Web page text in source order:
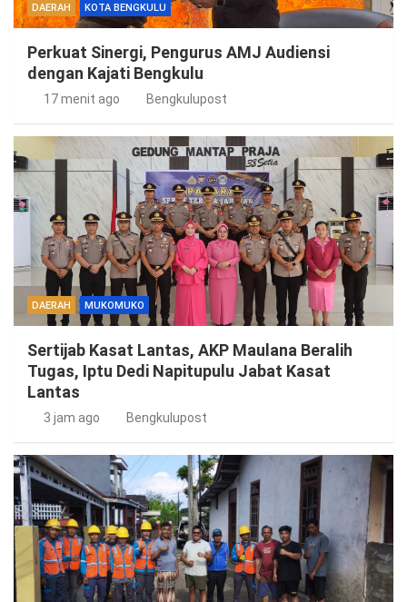
DAERAH KOTA BENGKULU
Perkuat Sinergi, Pengurus AMJ Audiensi
dengan Kajati Bengkulu
17 menit ago Bengkulupost
DAERAH MUKOMUKO
Sertijab Kasat Lantas, AKP Maulana Beralih
Tugas, Iptu Dedi Napitupulu Jabat Kasat
Lantas
3 jam ago Bengkulupost